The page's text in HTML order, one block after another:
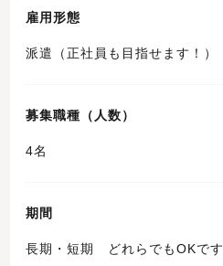
雇用形態
派遣（正社員も目指せます！）
募集職種（人数）
4名
期間
長期・短期 どれらでもOKです